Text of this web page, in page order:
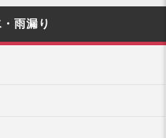
・雨漏り